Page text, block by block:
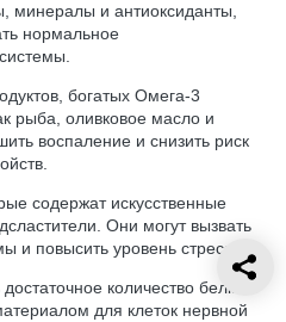
минералы и антиоксиданты,
нормальное
богатых Омега-3
рыба, оливковое масло и
воспаление и снизить риск
содержат искусственные
Они могут вызвать
и повысить уровень стресса.
количество белка.
для клеток нервной